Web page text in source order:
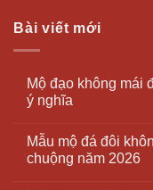
Bài viết mới
Mộ đạo không mái
ý nghĩa
Mẫu mộ đá đôi
chuộng năm 2026